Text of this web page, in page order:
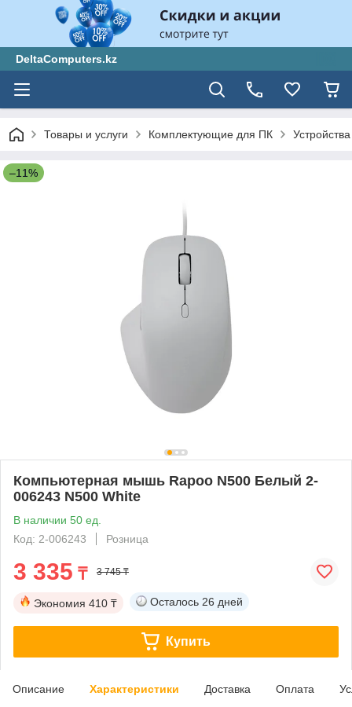
DeltaComputers.kz
Товары и услуги Комплектующие для ПК
–11%
Компьютерная мышь Rapoo N500 Белый 2-
006243 N500 White
В наличии 50 ед.
Код: 2-006243
Розница
3 335 ₸ 3 745 ₸
Экономия 410 ₸ Осталось 26 дней
Купить
Описание Характеристики Доставка Оплата